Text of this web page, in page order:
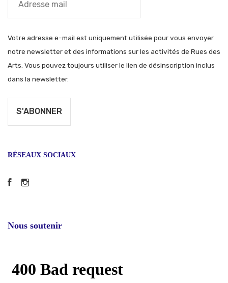
Votre adresse e-mail est uniquement utilisée pour vous envoyer
notre newsletter et des informations sur les activités de Rues des
Arts. Vous pouvez toujours utiliser le lien de désinscription inclus
dans la newsletter.
RÉSEAUX SOCIAUX
Facebook
Instagram
Nous soutenir